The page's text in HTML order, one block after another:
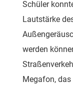
Schüler
Lautstärke
werden
Megafon,